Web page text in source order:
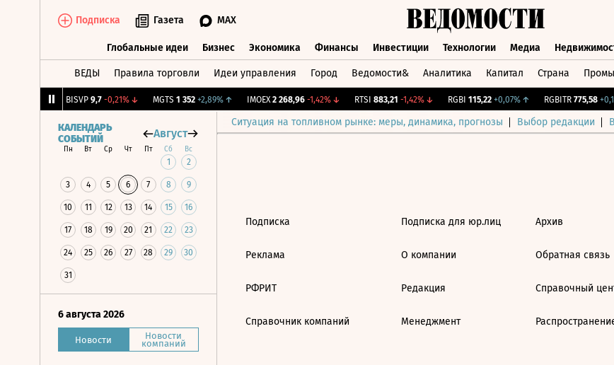
Подписка Газета MAX
Глобальные идеи Бизнес Экономика Финансы Инвестиции Технологии Медиа
ВЕДЫ Правила торговли Идеи управления Город Ведомости& Аналитика Капитал Страна
BISVP 9,7 -0,21%↓ MGTS 1 352 +2,89%↑ IMOEX 2 268,96 -1,42%↓ RTSI 883,21 -1,42%↓ RGBI 115,22 +0,07%↑ RGBITR 775,58 +0,1%
Ситуация на топливном рынке: меры, динамика, прогнозы Выбор редакции
КАЛЕНДАРЬ
СОБЫТИЙ
Август
Пн Вт Ср Чт Пт Сб Вс
1 2
3 4 5 6 7 8 9
10 11 12 13 14 15 16
17 18 19 20 21 22 23
24 25 26 27 28 29 30
31
6 августа 2026
Новости Новости
компаний
Подписка
Реклама
РФРИТ
Справочник компаний
Подписка для юр.лиц
О компании
Редакция
Менеджмент
Архив
Обратная связь
Справочный